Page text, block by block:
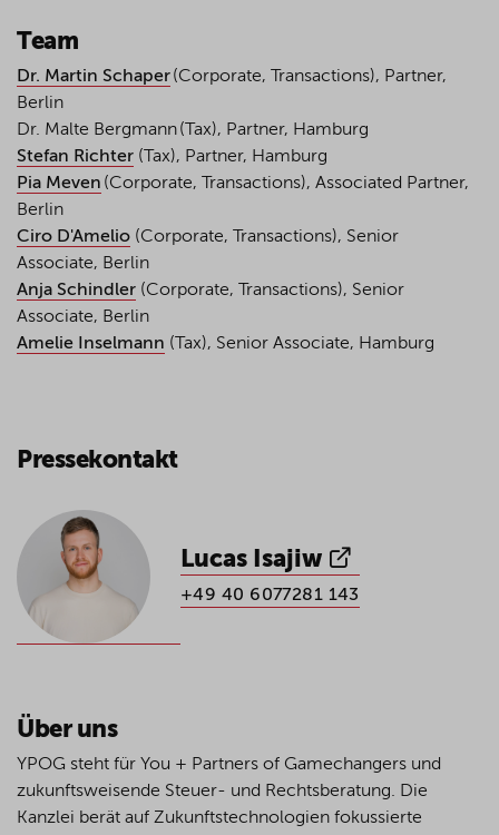
Team
Dr. Martin Schaper(Corporate, Transactions), Partner,
Berlin
Dr. Malte Bergmann(Tax), Partner, Hamburg
Stefan Richter (Tax), Partner, Hamburg
Pia Meven (Corporate, Transactions), Associated Partner,
Berlin
Ciro D'Amelio (Corporate, Transactions), Senior
Associate, Berlin
Anja Schindler (Corporate, Transactions), Senior
Associate, Berlin
Amelie Inselmann (Tax), Senior Associate, Hamburg
Pressekontakt
Lucas Isajiw
+49 40 6077281 143
Über uns
YPOG steht für You + Partners of Gamechangers und
zukunftsweisende Steuer- und Rechtsberatung. Die
Kanzlei berät auf Zukunftstechnologien fokussierte